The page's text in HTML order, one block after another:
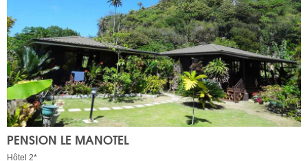
PENSION LE MANOTEL
Hôtel 2*